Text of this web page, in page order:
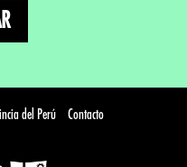
del Perú Contacto